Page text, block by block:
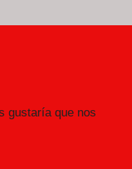
gustaría que nos